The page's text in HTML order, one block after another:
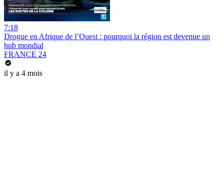
7:18
Drogue en Afrique de l’Ouest : pourquoi la région est devenue un
hub mondial
FRANCE 24
il y a 4 mois